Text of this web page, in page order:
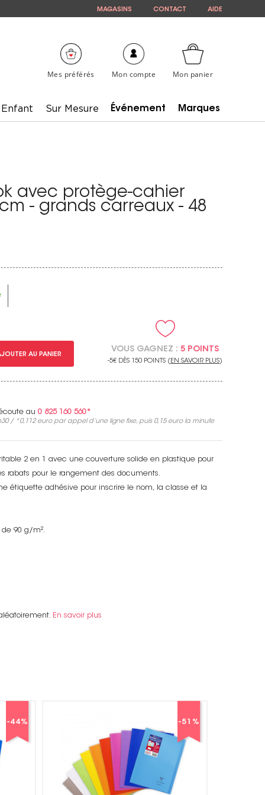
MAGASINS CONTACT AIDE
Mes préférés Mon panier
Mon compte
Enfant Sur Mesure Événement Marques
avec protège-cahier
- grands carreaux - 48
AU PANIER
VOUS GAGNEZ : 5 POINTS
-5€ DÈS 150 POINTS ( EN SAVOIR PLUS)
au 0 825 160 560*
/ *0,112 europar appel d’une ligne fixe, puis 0,15 eurola minute
2 en 1 avec une couverture solide en plastique pour
rabats pour le rangement des documents.
étiquette adhésive pour inscrire le nom, la classe et la
90 g/m².
En savoir plus
-51% -35 %